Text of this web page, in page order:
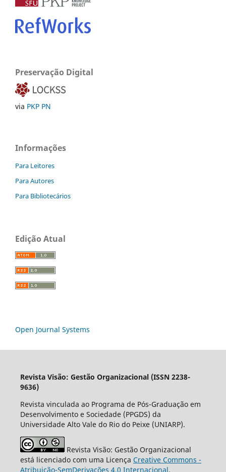
Preservação Digital
via PKP PN
Informações
Para Leitores
Para Autores
Para Bibliotecários
Edição Atual
Open Journal Systems
Revista Visão: Gestão Organizacional (ISSN 2238-
9636)
Revista vinculada ao Programa de Pós-Graduação em
Desenvolvimento e Sociedade (PPGDS) da
Universidade Alto Vale do Rio do Peixe (UNIARP).
Revista Visão: Gestão Organizacional
está licenciado com uma Licença Creative Commons -
Atribuição-SemDerivações 4.0 Internacional.